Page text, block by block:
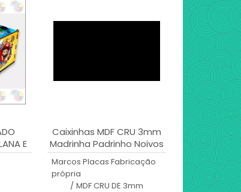
E
Caixinhas MDF CRU 3mm
Madrinha Padrinho Noivos
Vazados | KIT 12 Unidades
Marcos Placas Fabricação
própria
/ MDF CRU DE 3mm